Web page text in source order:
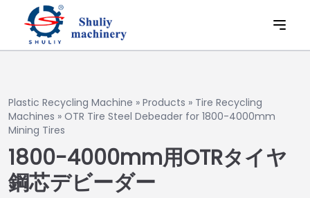
Plastic Recycling Machine » Products » Tire Recycling
Machines » OTR Tire Steel Debeader for 1800-4000mm
Mining Tires
1800-4000mm用OTRタイヤ
鋼芯デビーダー